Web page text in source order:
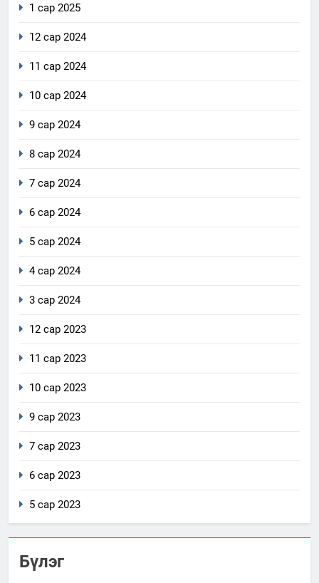
1 сар 2025
12 сар 2024
11 сар 2024
10 сар 2024
9 сар 2024
8 сар 2024
7 сар 2024
6 сар 2024
5 сар 2024
4 сар 2024
3 сар 2024
12 сар 2023
11 сар 2023
10 сар 2023
9 сар 2023
7 сар 2023
6 сар 2023
5 сар 2023
Бүлэг